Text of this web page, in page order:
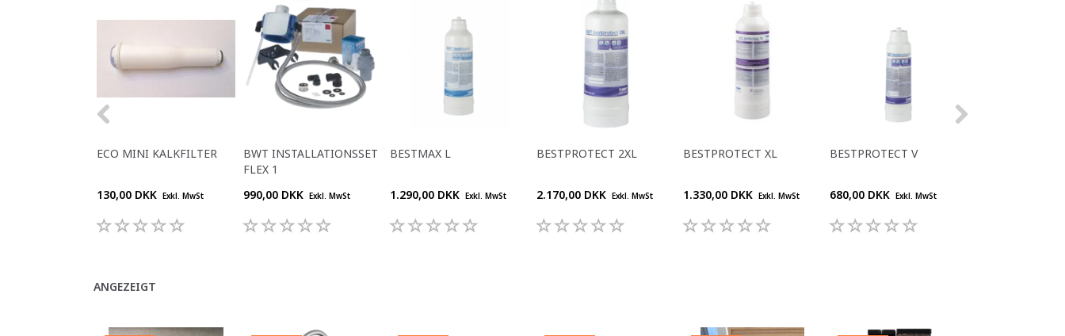
ECO MINI KALKFILTER
130,00 DKK Exkl. MwSt
BWT INSTALLATIONSSET
FLEX 1
990,00 DKK Exkl. MwSt
BESTMAX L
1.290,00 DKK Exkl. MwSt
BESTPROTECT 2XL
2.170,00 DKK Exkl. MwSt
BESTPROTECT XL
1.330,00 DKK Exkl. MwSt
BESTPROTECT V
680,00 DKK Exkl. MwSt
ANGEZEIGT